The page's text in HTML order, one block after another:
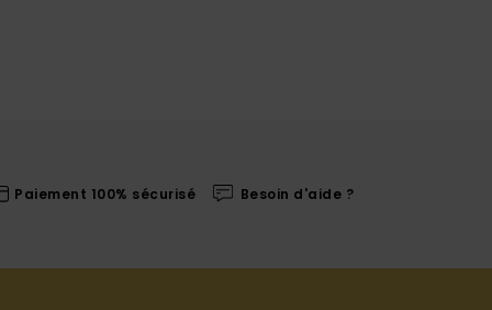
Paiement 100% sécurisé Besoin d'aide ?